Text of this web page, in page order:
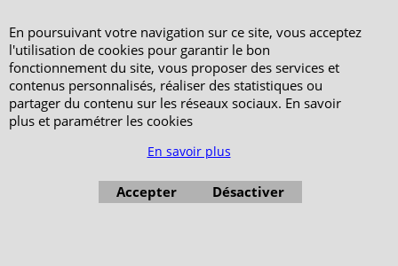
En poursuivant votre navigation sur ce site, vous acceptez
l'utilisation de cookies pour garantir le bon
fonctionnement du site, vous proposer des services et
contenus personnalisés, réaliser des statistiques ou
partager du contenu sur les réseaux sociaux. En savoir
plus et paramétrer les cookies
En savoir plus
Accepter Désactiver